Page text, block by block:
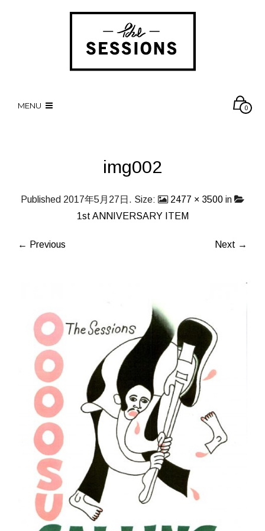
MENU 0
img002
Published 2017年5月27日 . Size: 2477 × 3500 in
1st ANNIVERSARY ITEM
← Previous Next →